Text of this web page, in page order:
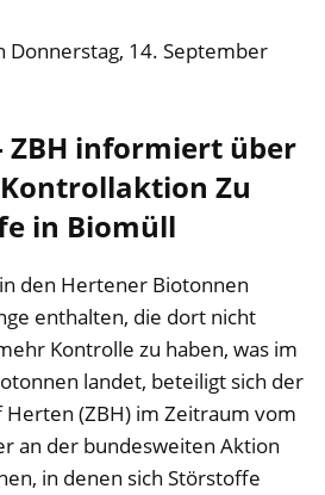
Donnerstag, 14. September
ZBH informiert über
Zu
in Biomüll
den Hertener Biotonnen
enthalten, die dort nicht
Kontrolle zu haben, was im
landet, beteiligt sich der
(ZBH) im Zeitraum vom
an der bundesweiten Aktion
in denen sich Störstoffe